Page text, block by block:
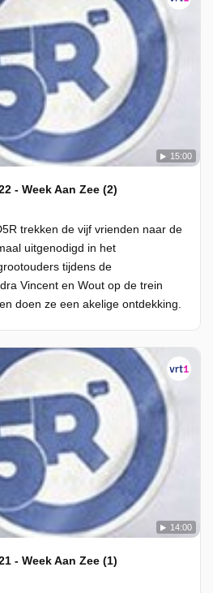
15:00
- Week Aan Zee (2)
trekken de vijf vrienden naar de
uitgenodigd in het
tijdens de
Vincent en Wout op de trein
doen ze een akelige ontdekking.
14:00
- Week Aan Zee (1)